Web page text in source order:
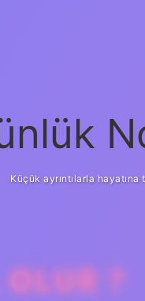
Küçük ayrıntılarla hayatına
?